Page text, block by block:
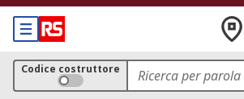
Codice costruttore